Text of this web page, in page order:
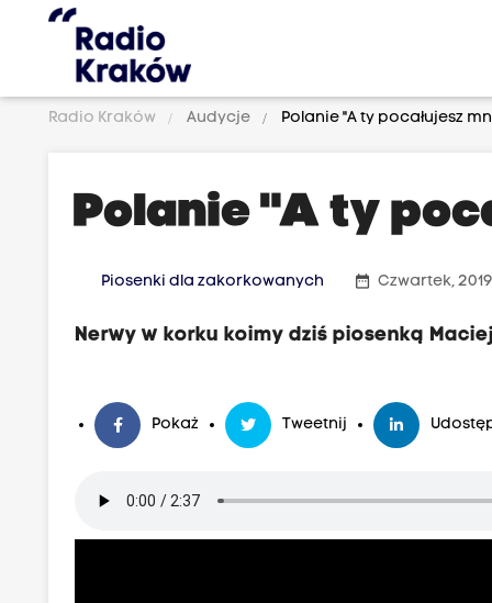
Radio Kraków Audycje Polanie "A ty pocałujesz
Polanie "A ty
Piosenki dla zakorkowanych date_range Czwartek,
Nerwy w korku koimy dziś piosenką
Pokaż Tweetnij